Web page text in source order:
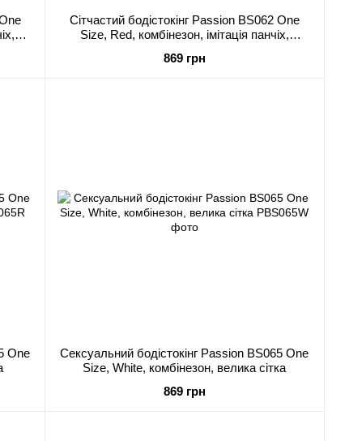
Сітчастий бодістокінг Passion BS062 One
Size, Red, комбінезон, імітація панчіх,
869 грн
One
Сексуальний бодістокінг Passion BS065 One
Size, White, комбінезон, велика сітка
869 грн